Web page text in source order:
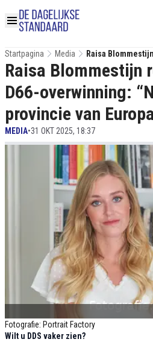
Startpagina Media
Raisa
Overwinning:
Europa”
Fotografie: Portrait Factory
Raisa Blommestijn
D66-overwinning:
provincie van
MEDIA•31 OKT 2025, 18:37
Wilt u DDS vaker zien?